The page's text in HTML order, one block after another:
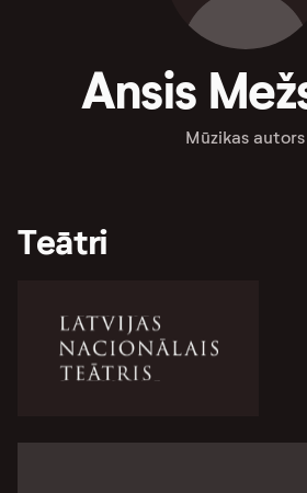
Ansis
Mūzikas autors
Teātri